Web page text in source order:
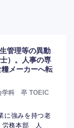
管理等の異動
）。人事の専
メーカーへ転
学科 卒 TOEIC
に強みを持つ老
労務本部 人